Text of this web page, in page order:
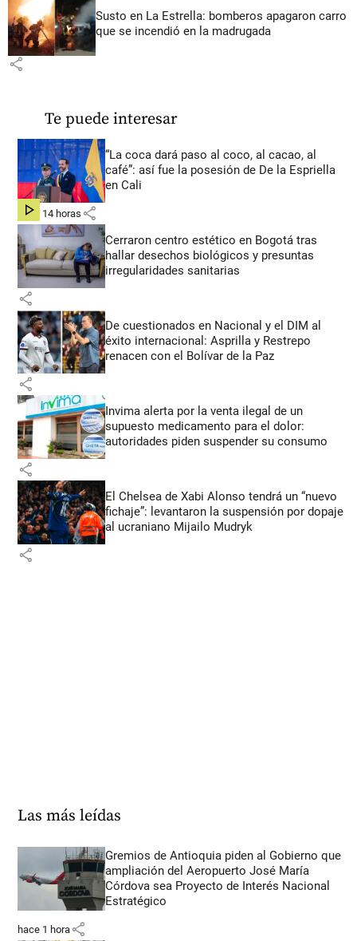
Susto en La Estrella: bomberos apagaron carro
que se incendió en la madrugada
share
Te puede interesar
“La coca dará paso al coco, al cacao, al
café”: así fue la posesión de De la Espriella
en Cali
hace 14 horas share
Cerraron centro estético en Bogotá tras
hallar desechos biológicos y presuntas
irregularidades sanitarias
share
De cuestionados en Nacional y el DIM al
éxito internacional: Asprilla y Restrepo
renacen con el Bolívar de la Paz
share
Invima alerta por la venta ilegal de un
supuesto medicamento para el dolor:
autoridades piden suspender su consumo
share
El Chelsea de Xabi Alonso tendrá un “nuevo
fichaje”: levantaron la suspensión por dopaje
al ucraniano Mijailo Mudryk
share
Las más leídas
Gremios de Antioquia piden al Gobierno que
ampliación del Aeropuerto José María
Córdova sea Proyecto de Interés Nacional
Estratégico
hace 1 hora share